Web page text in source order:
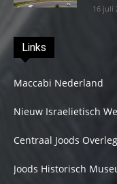
16 juli
Links
Maccabi Nederland
Nieuw Israelietisch
Centraal Joods Overleg
Joods Historisch